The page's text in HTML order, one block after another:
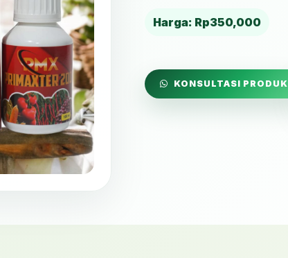
Harga: Rp350,000
KONSULTASI PRODUK